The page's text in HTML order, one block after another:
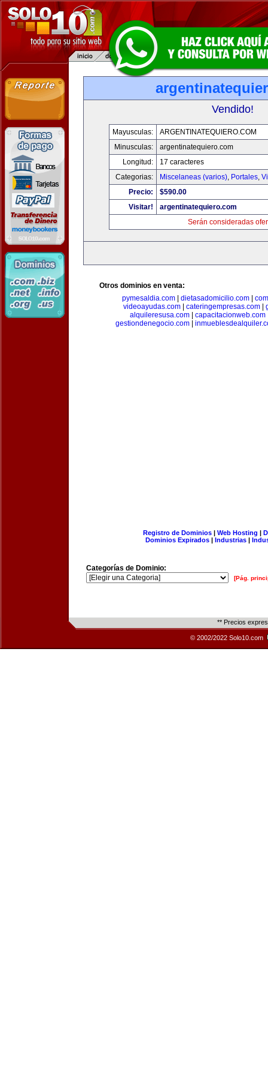
Vendido!
Mayusculas:
ARGENTINATEQUIERO.COM
Minusculas:
argentinatequiero.com
Longitud:
17 caracteres
Categorias:
Miscelaneas (varios), Portales,
Precio:
$590.00
Visitar!
argentinatequiero.com
Serán consideradas
Otros dominios en venta:
pymesaldia.com| dietasadomicilio.com|
videoayudas.com| cateringempresas.com|
alquileresusa.com
capacitacionweb.com
gestiondenegocio.com|
Registro de Dominios| Web Hosting |
Dominios Expirados | Industrias |
Categorías de Dominio:
[Pág.
** Precios
© 2002/2022 Solo10.com